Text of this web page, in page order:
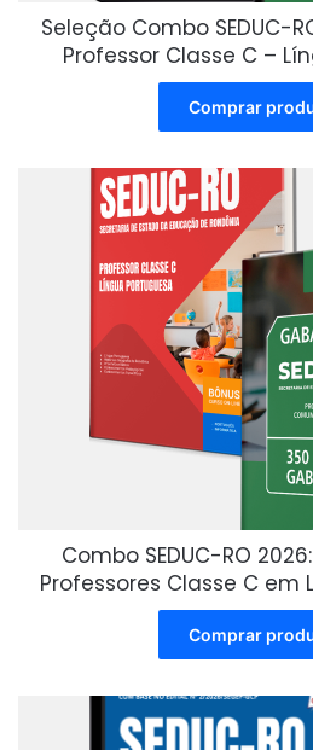
Seleção Combo SEDUC-
Professor Classe C –
Comprar
Combo SEDUC-RO
Professores Classe C em
Comprar